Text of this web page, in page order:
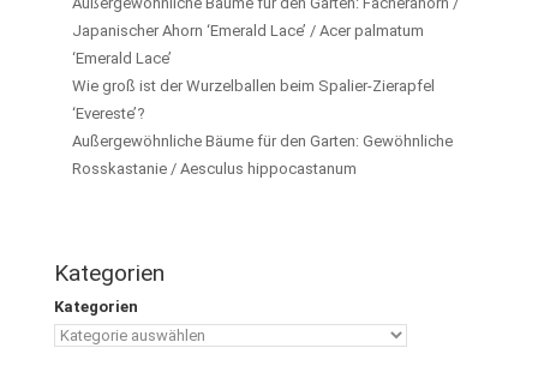
Japanischer Ahorn ‘Emerald Lace’ / Acer palmatum
‘Emerald Lace’
Wie groß ist der Wurzelballen beim Spalier-Zierapfel
‘Evereste’?
Außergewöhnliche Bäume für den Garten: Gewöhnliche
Rosskastanie / Aesculus hippocastanum
Kategorien
Kategorien